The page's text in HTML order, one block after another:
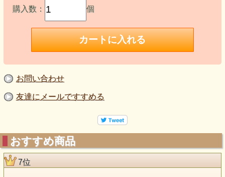
購入数： 個
お問い合わせ
友達にメールですすめる
おすすめ商品
7位